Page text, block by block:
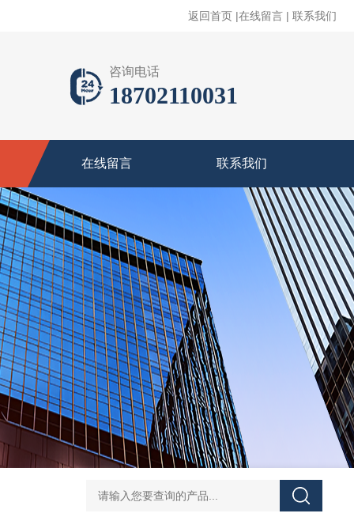
返回首页 |在线留言 | 联系我们
咨询电话
18702110031
在线留言 联系我们
ATE210S单回路复合型温度传感器 DJSF1352-D-